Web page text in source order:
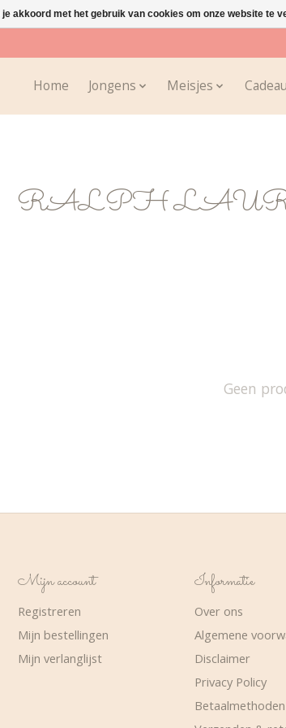
Home Jongens Meisjes
RALPH
Geen
Mijn account
Registreren
Mijn bestellingen
Mijn verlanglijst
Informatie
Over ons
Algemene
Disclaimer
Privacy Policy
Betaalmethoden
akkoord met het gebruik van cookies om onze website te